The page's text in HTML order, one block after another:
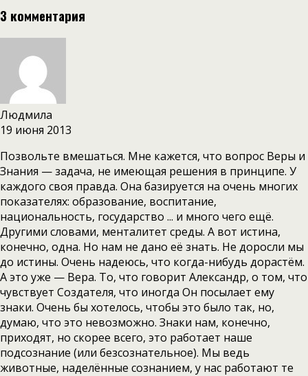
3 комментария
Людмила
19 июня 2013
Позвольте вмешаться. Мне кажется, что вопрос Веры и
Знания — задача, не имеющая решения в принципе. У
каждого своя правда. Она базируется на очень многих
показателях: образование, воспитание,
национальность, государство ... и много чего ещё.
Другими словами, менталитет среды. А вот истина,
конечно, одна. Но нам не дано её знать. Не доросли мы
до истины. Очень надеюсь, что когда-нибудь дорастём.
А это уже — Вера. То, что говорит Александр, о том, что
чувствует Создателя, что иногда Он посылает ему
знаки. Очень бы хотелось, чтобы это было так, но,
думаю, что это невозможно. Знаки нам, конечно,
приходят, но скорее всего, это работает наше
подсознание (или безсознательное). Мы ведь
животные, наделённые сознанием, у нас работают те